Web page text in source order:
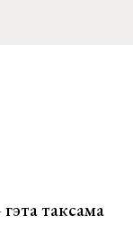
таксама